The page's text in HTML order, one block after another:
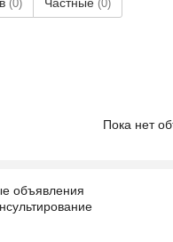
(0) (0)
Пока нет
объявления